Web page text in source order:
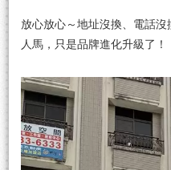
放心放心～地址沒換、電話
人馬，只是品牌進化升級了！